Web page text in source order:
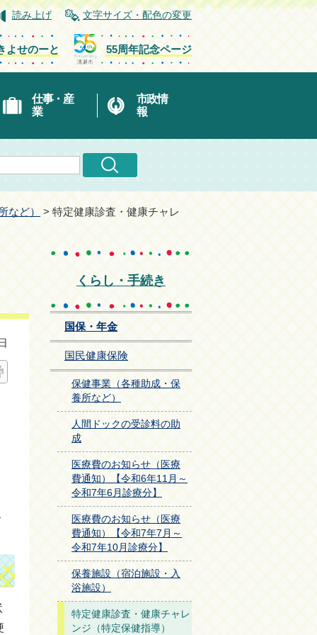
読み上げ 文字サイズ・配色の変更
よせのーと 55周年記念ページ
仕事・産
業
市政情
報
など） > 特定健康診査・健康チャレ
くらし・手続き
国保・年金
国民健康保険
保健事業（各種助成・保
養所など）
人間ドックの受診料の助
成
医療費のお知らせ（医療
費通知）【令和6年11月～
令和7年6月診療分】
医療費のお知らせ（医療
費通知）【令和7年7月～
令和7年10月診療分】
保養施設（宿泊施設・入
浴施設）
特定健康診査・健康チャレ
ンジ（特定保健指導）